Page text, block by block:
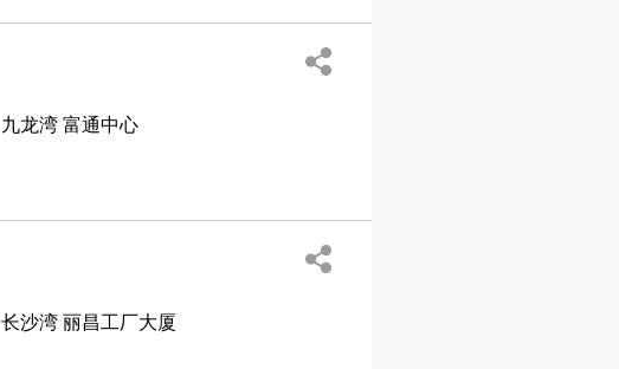
九龙湾 富通中心
长沙湾 丽昌工厂大厦